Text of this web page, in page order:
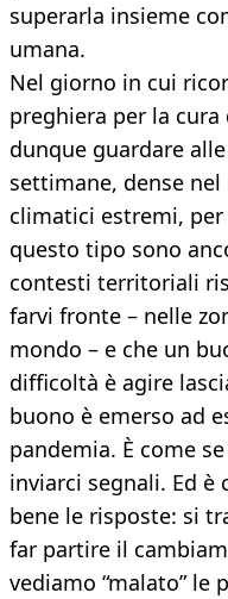
superarla insieme
umana.
Nel giorno in cui
preghiera per la
dunque guardare
settimane, dense
climatici estremi,
questo tipo sono
contesti territoriali
farvi fronte – nelle
mondo – e che un
difficoltà è agire
buono è emerso ad
pandemia. È come
inviarci segnali. Ed è
bene le risposte: si
far partire il
vediamo “malato” le